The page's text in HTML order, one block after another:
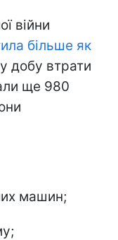
війни
більше як
добу втрати
ще 980
машин;